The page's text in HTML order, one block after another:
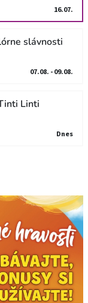
16.07.
slávnosti
07.08. - 09.08.
Linti
Dnes